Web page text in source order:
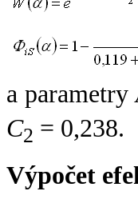
a parametry
C2 = 0,238.
Výpočet